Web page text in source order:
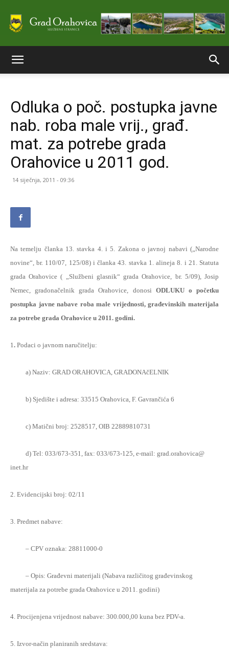
stranice
Grada
Odluka o poč. postupka javne
nab. roba male vrij., građ.
mat. za potrebe grada
Orahovice u 2011 god.
14 siječnja, 2011 - 09:36
Na temelju članka 13. stavka 4. i 5. Zakona o javnoj nabavi („Narodne
novine“, br. 110/07, 125/08) i članka 43. stavka 1. alineja 8. i 21. Statuta
grada Orahovice ( „Službeni glasnik“ grada Orahovice, br. 5/09), Josip
Nemec, gradonačelnik grada Orahovice, donosi ODLUKU o početku
postupka javne nabave roba male vrijednosti, građevinskih materijala
za potrebe grada Orahovice u 2011. godini.
1. Podaci o javnom naručitelju:
a) Naziv: GRAD ORAHOVICA, GRADONAčELNIK
b) Sjedište i adresa: 33515 Orahovica, F. Gavrančića 6
c) Matični broj: 2528517, OIB 22889810731
d) Tel: 033/673-351, fax: 033/673-125, e-mail: grad.orahovica@
inet.hr
2. Evidencijski broj: 02/11
3. Predmet nabave:
– CPV oznaka: 28811000-0
– Opis: Građevni materijali (Nabava različitog građevinskog
materijala za potrebe grada Orahovice u 2011. godini)
4. Procijenjena vrijednost nabave: 300.000,00 kuna bez PDV-a.
5. Izvor-način planiranih sredstava: